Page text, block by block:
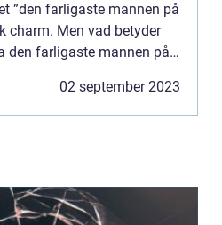
”den farligaste mannen på
charm. Men vad betyder
den farligaste mannen på
02 september 2023